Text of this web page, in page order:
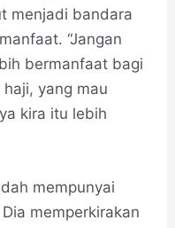
menjadi bandara
“Jangan
bermanfaat bagi
yang mau
kira itu lebih
mempunyai
memperkirakan